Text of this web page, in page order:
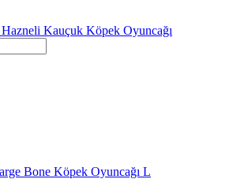
Kauçuk Köpek Oyuncağı
Bone Köpek Oyuncağı L